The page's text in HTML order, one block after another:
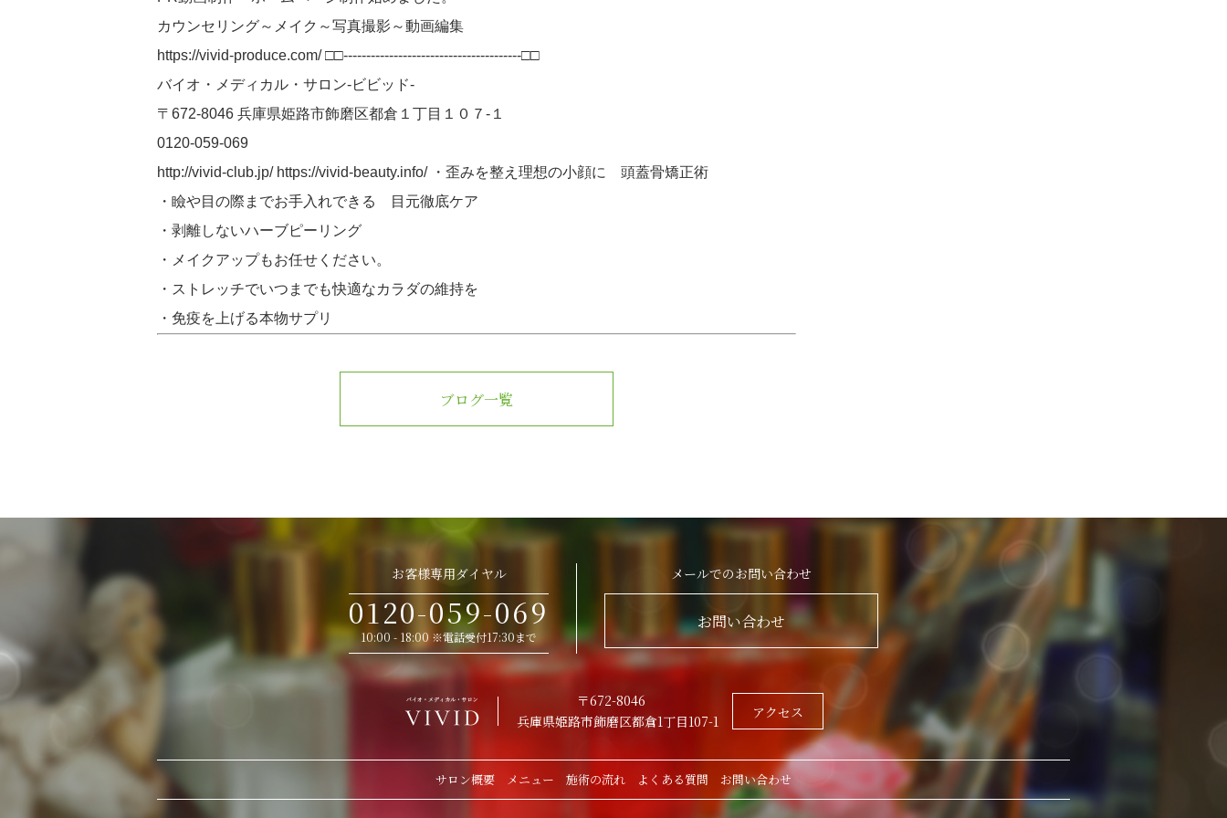
カウンセリング～メイク～写真撮影～動画編集
https://vivid-produce.com/ □□---------------------------------------□□
バイオ・メディカル・サロン-ビビッド-
〒672-8046 兵庫県姫路市飾磨区都倉１丁目１０７-１
0120-059-069
http://vivid-club.jp/ https://vivid-beauty.info/ ・歪みを整え理想の小顔に 頭蓋骨矯正術
・瞼や目の際までお手入れできる 目元徹底ケア
・剥離しないハーブピーリング
・メイクアップもお任せください。
・ストレッチでいつまでも快適なカラダの維持を
・免疫を上げる本物サプリ
ブログ一覧
お客様専用ダイヤル
0120-059-069
10:00 - 18:00 ※電話受付17:30まで
メールでのお問い合わせ
お問い合わせ
〒672-8046
兵庫県姫路市飾磨区都倉1丁目107-1
アクセス
サロン概要 メニュー 施術の流れ よくある質問 お問い合わせ